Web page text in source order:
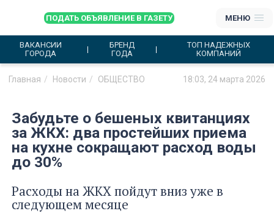
ПОДАТЬ ОБЪЯВЛЕНИЕ В ГАЗЕТУ МЕНЮ
ВАКАНСИИ
ГОРОДА
БРЕНД
ГОДА
ТОП НАДЕЖНЫХ
КОМПАНИЙ
Главная Новости ОБЩЕСТВО 18:03, 24 марта 2026
Забудьте о бешеных квитанциях
за ЖКХ: два простейших приема
на кухне сокращают расход воды
до 30%
Расходы на ЖКХ пойдут вниз уже в
следующем месяце